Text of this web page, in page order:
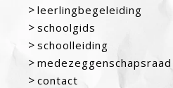
leerlingbegeleiding
schoolgids
schoolleiding
medezeggenschapsraad
contact